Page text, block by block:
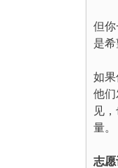
但
是
如果
他
见
量。
志